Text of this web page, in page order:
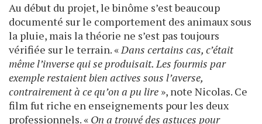
Au début du projet, le binôme s’est beaucoup
documenté sur le comportement des animaux sous
la pluie, mais la théorie ne s’est pas toujours
vérifiée sur le terrain. «Dans certains cas, c’était
même l’inverse qui se produisait. Les fourmis par
exemple restaient bien actives sous l’averse,
contrairement à ce qu’on a pu lire », note Nicolas. Ce
film fut riche en enseignements pour les deux
professionnels. « On a trouvé des astuces pour